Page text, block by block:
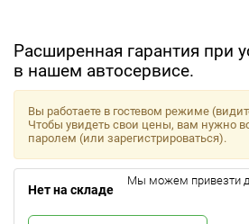
Расширенная гарантия при
в нашем автосервисе.
Вы работаете в гостевом режиме
Чтобы увидеть свои цены, вам нужно
паролем (или зарегистрироваться).
Нет на складе
Мы можем привезти